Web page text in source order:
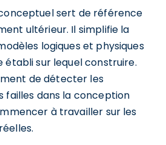
sert de référence
ultérieur. Il simplifie la
logiques et physiques
sur lequel construire.
de détecter les
failles dans la conception
à travailler sur les